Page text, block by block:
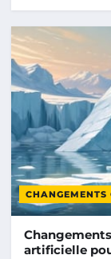
artificielle